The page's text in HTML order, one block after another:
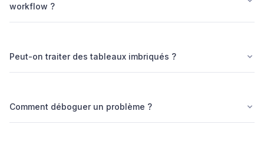
workflow ?
Peut-on traiter des tableaux imbriqués ?
Comment déboguer un problème ?